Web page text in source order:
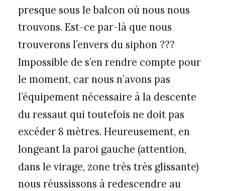
presque sous le balcon où nous nous
trouvons. Est-ce par-là que nous
trouverons l’envers du siphon ???
Impossible de s’en rendre compte pour
le moment, car nous n’avons pas
l’équipement nécessaire à la descente
du ressaut qui toutefois ne doit pas
excéder 8 mètres. Heureusement, en
longeant la paroi gauche (attention,
dans le virage, zone très très glissante)
nous réussissons à redescendre au